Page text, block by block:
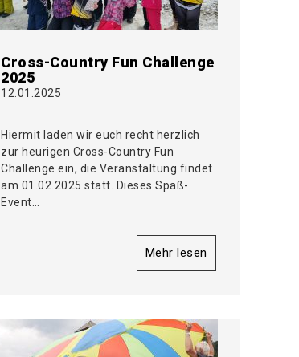
Cross-Country Fun Challenge
2025
12.01.2025
Hiermit laden wir euch recht herzlich
zur heurigen Cross-Country Fun
Challenge ein, die Veranstaltung findet
am 01.02.2025 statt. Dieses Spaß-
Event…
Mehr lesen